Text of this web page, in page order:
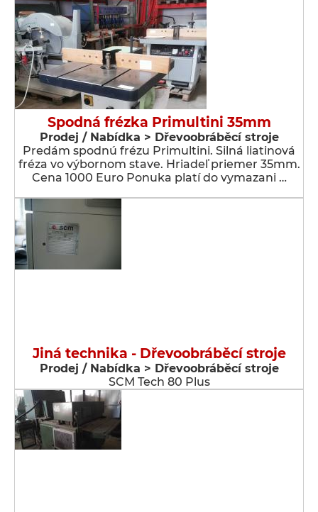
Spodná frézka Primultini 35mm
Prodej / Nabídka > Dřevoobráběcí stroje
Predám spodnú frézu Primultini. Silná liatinová
fréza vo výbornom stave. Hriadeľ priemer 35mm.
Cena 1000 Euro Ponuka platí do vymazani …
Jiná technika - Dřevoobráběcí stroje
Prodej / Nabídka > Dřevoobráběcí stroje
SCM Tech 80 Plus